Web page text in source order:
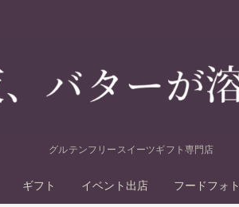
グルテンフリースイーツギフト専門店
ギフト イベント出店 フードフォト